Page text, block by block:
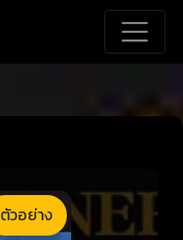
ตัวอย่าง